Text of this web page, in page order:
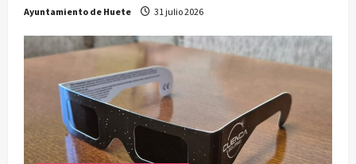
Ayuntamiento de Huete 31 julio 2026